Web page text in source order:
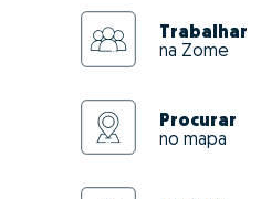
Trabalhar
na Zome
Procurar
no mapa